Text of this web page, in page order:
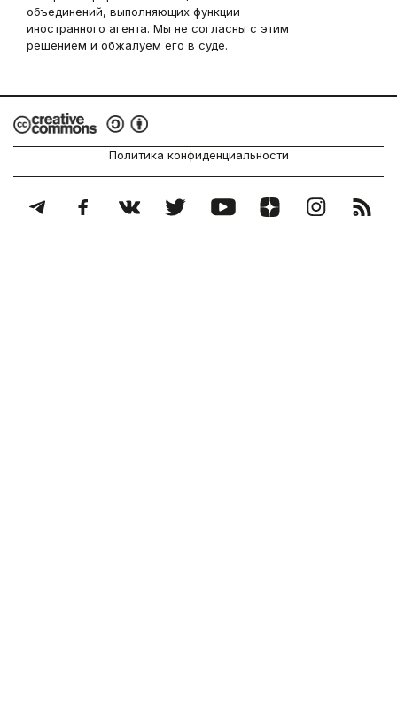
объединений, выполняющих функции
иностранного агента. Мы не согласны с этим
решением и обжалуем его в суде.
Политика конфиденциальности